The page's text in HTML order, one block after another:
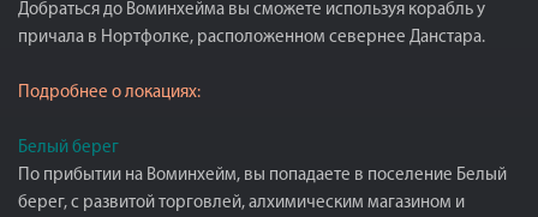
Добраться до Воминхейма вы сможете используя корабль у
причала в Нортфолке, расположенном севернее Данстара.
Подробнее о локациях:
Белый берег
По прибытии на Воминхейм, вы попадаете в поселение Белый
берег, с развитой торговлей, алхимическим магазином и